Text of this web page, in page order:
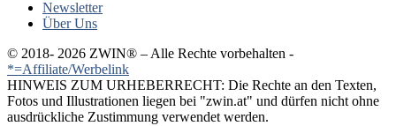
Newsletter
Über Uns
© 2018- 2026 ZWIN®️ – Alle Rechte vorbehalten -
*=Affiliate/Werbelink
HINWEIS ZUM URHEBERRECHT: Die Rechte an den Texten,
Fotos und Illustrationen liegen bei "zwin.at" und dürfen nicht ohne
ausdrückliche Zustimmung verwendet werden.